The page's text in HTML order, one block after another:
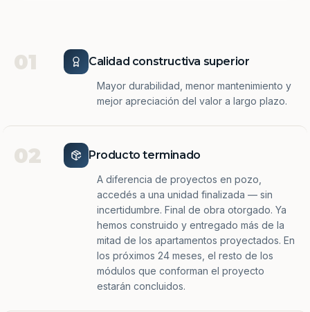
01 Calidad constructiva superior
Mayor durabilidad, menor mantenimiento y
mejor apreciación del valor a largo plazo.
02 Producto terminado
A diferencia de proyectos en pozo,
accedés a una unidad finalizada — sin
incertidumbre. Final de obra otorgado. Ya
hemos construido y entregado más de la
mitad de los apartamentos proyectados. En
los próximos 24 meses, el resto de los
módulos que conforman el proyecto
estarán concluidos.